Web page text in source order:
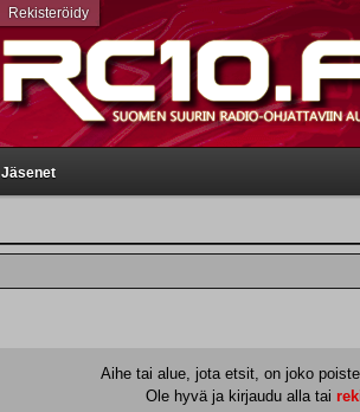
Jäsenet
Rekisteröidy
Aihe tai alue, jota etsit, on joko
Ole hyvä ja kirjaudu alla tai